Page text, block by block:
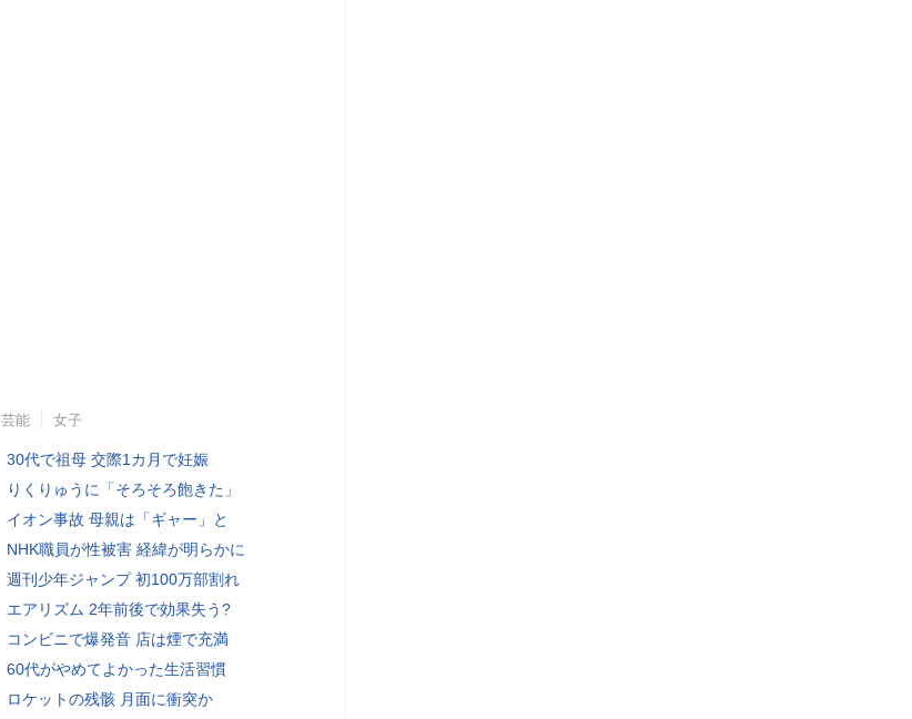
芸能 女子
30代で祖母 交際1カ月で妊娠
りくりゅうに「そろそろ飽きた」
イオン事故 母親は「ギャー」と
NHK職員が性被害 経緯が明らかに
週刊少年ジャンプ 初100万部割れ
エアリズム 2年前後で効果失う?
コンビニで爆発音 店は煙で充満
60代がやめてよかった生活習慣
ロケットの残骸 月面に衝突か